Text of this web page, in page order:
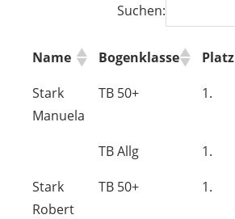
Suchen:
Name Bogenklasse Platz
Stark
Manuela
TB 50+ 1.
TB Allg 1.
Stark
Robert
TB 50+ 1.